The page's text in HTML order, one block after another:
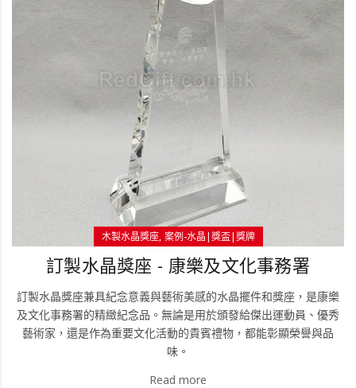
木製水晶獎座 案例-水晶|獎盃|獎牌
訂製水晶獎座 - 康樂及文化事務署
訂製水晶獎座兼具紀念意義與藝術美感的水晶擺件和獎座，是康樂
及文化事務署的精緻紀念品。無論是用於頒發給傑出運動員、優秀
藝術家，還是作為重要文化活動的貴賓禮物，都能彰顯榮譽與品
味。
Read more